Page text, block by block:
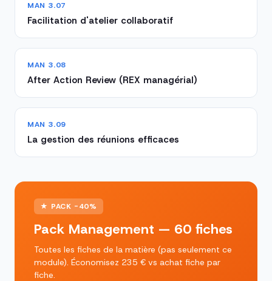
MAN 3.07
Facilitation d'atelier collaboratif
MAN 3.08
After Action Review (REX managérial)
MAN 3.09
La gestion des réunions efficaces
★ PACK -40%
Pack Management — 60 fiches
Toutes les fiches de la matière (pas seulement ce
module). Économisez 235 € vs achat fiche par
fiche.